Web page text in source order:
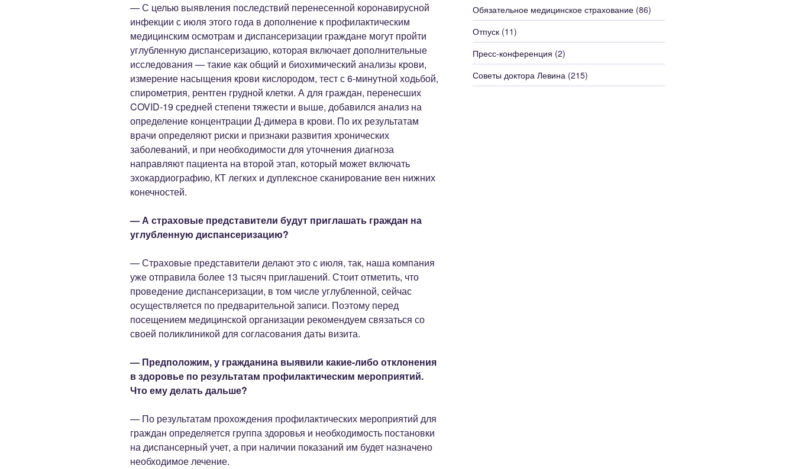
— С целью выявления последствий перенесенной коронавирусной
инфекции с июля этого года в дополнение к профилактическим
медицинским осмотрам и диспансеризации граждане могут пройти
углубленную диспансеризацию, которая включает дополнительные
исследования — такие как общий и биохимический анализы крови,
измерение насыщения крови кислородом, тест с 6-минутной ходьбой,
спирометрия, рентген грудной клетки. А для граждан, перенесших
COVID-19 средней степени тяжести и выше, добавился анализ на
определение концентрации Д-димера в крови. По их результатам
врачи определяют риски и признаки развития хронических
заболеваний, и при необходимости для уточнения диагноза
направляют пациента на второй этап, который может включать
эхокардиографию, КТ легких и дуплексное сканирование вен нижних
конечностей.
— А страховые представители будут приглашать граждан на
углубленную диспансеризацию?
— Страховые представители делают это с июля, так, наша компания
уже отправила более 13 тысяч приглашений. Стоит отметить, что
проведение диспансеризации, в том числе углубленной, сейчас
осуществляется по предварительной записи. Поэтому перед
посещением медицинской организации рекомендуем связаться со
своей поликлиникой для согласования даты визита.
— Предположим, у гражданина выявили какие-либо отклонения
в здоровье по результатам профилактическим мероприятий.
Что ему делать дальше?
— По результатам прохождения профилактических мероприятий для
граждан определяется группа здоровья и необходимость постановки
на диспансерный учет, а при наличии показаний им будет назначено
необходимое лечение.
Обязательное медицинское страхование(86)
Отпуск(11)
Пресс-конференция (2)
Советы доктора Левина(215)